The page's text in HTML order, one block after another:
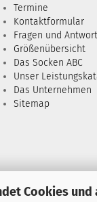
Cookies
Termine
Kontaktformular
Fragen und
Größenübersicht
Das Socken ABC
Unser
Das Unternehmen
Sitemap